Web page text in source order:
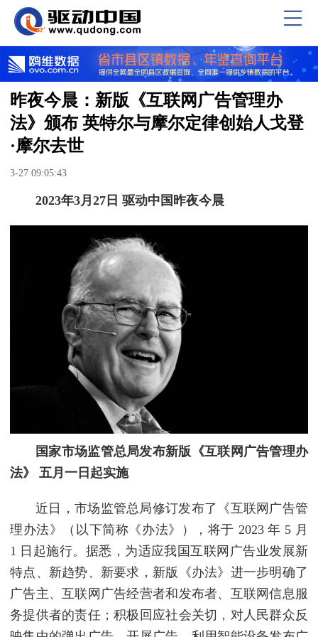
昨夜今晨：新版《互联网广告管理办
法》颁布 英特尔与摩尔定律创始人戈登
·摩尔去世
3-27 09:05:43
2023年3月27日 驱动中国昨夜今晨
国家市场监管总局发布新版《互联网广告管理办
法》 五月一日起实施
近日，市场监管总局修订发布了《互联网广告管
理办法》（以下简称《办法》），将于 2023 年 5 月
1 日起施行。据悉，为适应我国互联网广告业发展新
特点、新趋势、新要求，新版《办法》进一步明确了
广告主、互联网广告经营者和发布者、互联网信息服
务提供者的责任；积极回应社会关切，对人民群众反